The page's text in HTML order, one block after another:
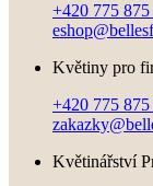
+420 775 875
Květiny pro
+420 775 875
Květinářství